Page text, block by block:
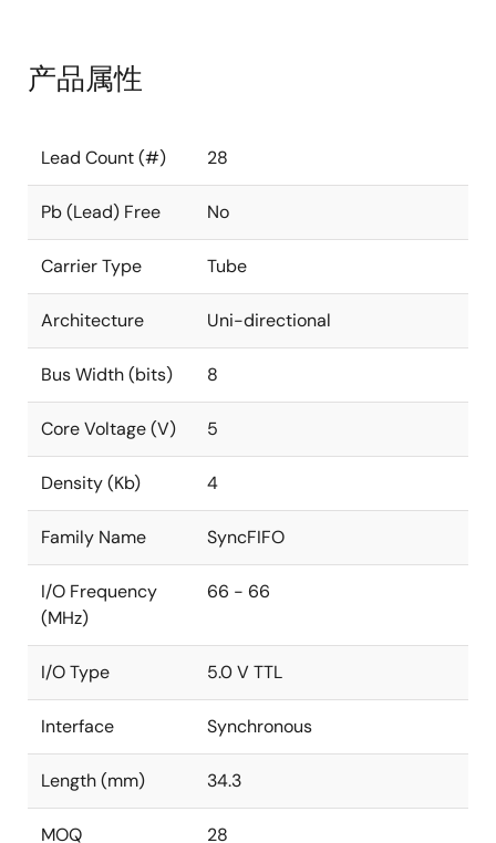
产品属性
Lead Count (#) 28
Pb (Lead) Free No
Carrier Type Tube
Architecture Uni-directional
Bus Width (bits) 8
Core Voltage (V) 5
Density (Kb) 4
Family Name SyncFIFO
I/O Frequency
(MHz)
66 - 66
I/O Type 5.0 V TTL
Interface Synchronous
Length (mm) 34.3
MOQ 28